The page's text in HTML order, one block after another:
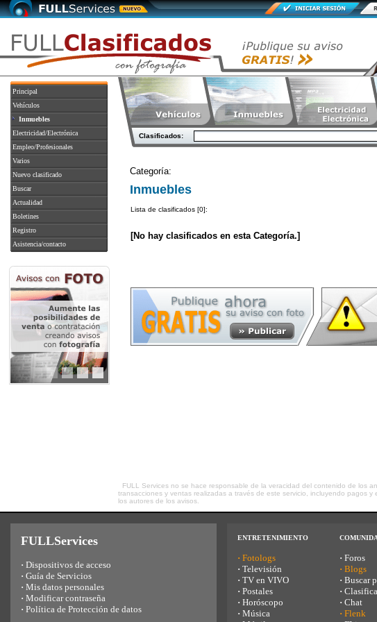
Principal
Vehículos
Inmuebles
Electricidad/Electrónica
Empleo/Profesionales
Varios
Nuevo clasificado
Buscar
Actualidad
Boletines
Registro
Asistencia/contacto
Clasificados:
Categoría:
Inmuebles
Lista de clasificados [0]:
[No hay clasificados en esta Categoría.]
FULL Services no se hace responsable de la veracidad del contenido de los
transacciones y ventas realizadas a través de este servicio, incluyendo pagos
los autores de los avisos.
FULLServices
· Dispositivos de acceso
· Guía de Servicios
· Mis datos personales
· Modificar contraseña
· Política de Protección de datos
ENTRETENIMIENTO
· Fotologs
· Televisión
· TV en VIVO
· Postales
· Horóscopo
· Música
· Foros
· Blogs
· Buscar
·
· Chat
· Flenk